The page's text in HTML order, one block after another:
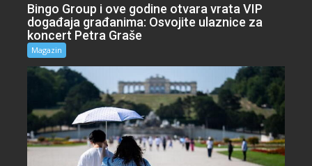
Bingo Group i ove godine otvara vrata VIP
događaja građanima: Osvojite ulaznice za
koncert Petra Graše
Magazin